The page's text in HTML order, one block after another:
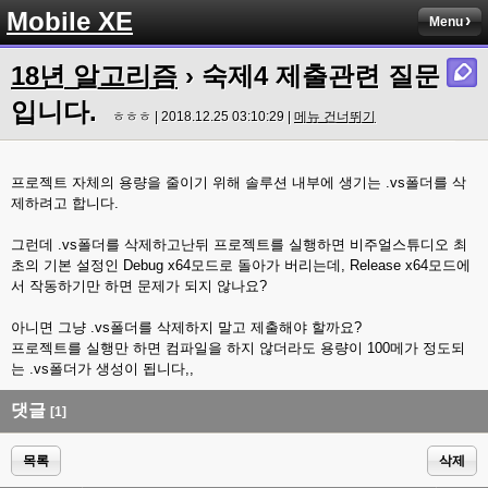
Mobile XE Menu
18년 알고리즘 › 숙제4 제출관련 질문
입니다.
ㅎㅎㅎ | 2018.12.25 03:10:29 | 메뉴 건너뛰기
프로젝트 자체의 용량을 줄이기 위해 솔루션 내부에 생기는 .vs폴더를 삭
제하려고 합니다.
그런데 .vs폴더를 삭제하고난뒤 프로젝트를 실행하면 비주얼스튜디오 최
초의 기본 설정인 Debug x64모드로 돌아가 버리는데, Release x64모드에
서 작동하기만 하면 문제가 되지 않나요?
아니면 그냥 .vs폴더를 삭제하지 말고 제출해야 할까요?
프로젝트를 실행만 하면 컴파일을 하지 않더라도 용량이 100메가 정도되
는 .vs폴더가 생성이 됩니다,,
댓글 [1]
목록 삭제